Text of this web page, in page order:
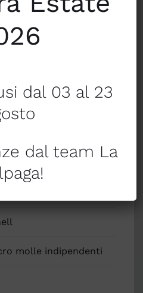
molle indipendenti
dal 03 al 23
dal team La